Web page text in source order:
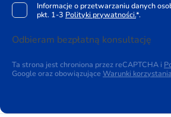
Informacje o przetwarzaniu danych
pkt. 1-3 Polityki prywatności.*.
Odbieram bezpłatną konsultację
Ta strona jest chroniona przez reCAPTCHA i
Google oraz obowiązujące Warunki